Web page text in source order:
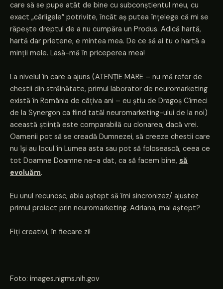
care să se pupe atât de bine cu subconștientul meu, cu
exact „cârligele” potrivite, încât aș putea înțelege că mi se
răpește dreptul de a nu cumpăra un Produs. Adică hartă,
hartă dar prietene, e mintea mea. De ce să ai tu o hartă a
minții mele. Lasă-mă în priceperea mea!
La nivelul în care a ajuns (ATENȚIE MARE – nu mă refer de
chestii din străinătate, primul laborator de neuromarketing
există în România de câțiva ani – eu știu de Dragoș Cîrneci
de la Synergon ca fiind tatăl neuromarketing-ului de la noi)
această știință este comparabilă cu clonarea, dacă vrei.
Oamenii pot să se creadă Dumnezei, să creeze chestii care
nu își au locul în Lumea asta sau pot să folosească, ceea ce
tot Doamne Doamne ne-a dat, ca să facem bine, să
evoluăm.
Eu unul recunosc, abia aștept să îmi sincronizez/ ajustez
primul proiect prin neuromarketing. Adriana, mai aștept?
Fiți creativi, în fiecare zi!
Foto: images.nigms.nih.gov